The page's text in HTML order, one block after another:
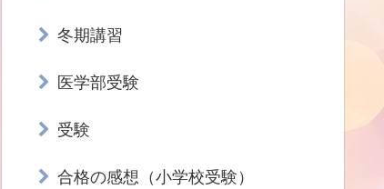
冬期講習
医学部受験
受験
合格の感想（小学校受験）